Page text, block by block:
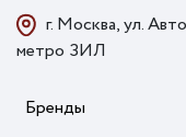
г. Москва, ул.
метро ЗИЛ
Бренды